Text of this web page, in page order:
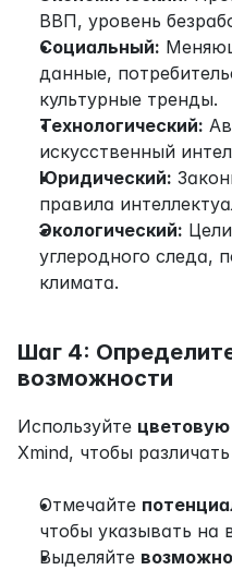
ВВП, уровень
Социальный:
данные,
культурные тренды.
Технологический:
искусственный
Юридический:
правила
Экологический:
углеродного следа,
климата.
Шаг 4:
возможности
Используйте цветовую
Xmind, чтобы
Отмечайте
чтобы указывать на
Выделяйте